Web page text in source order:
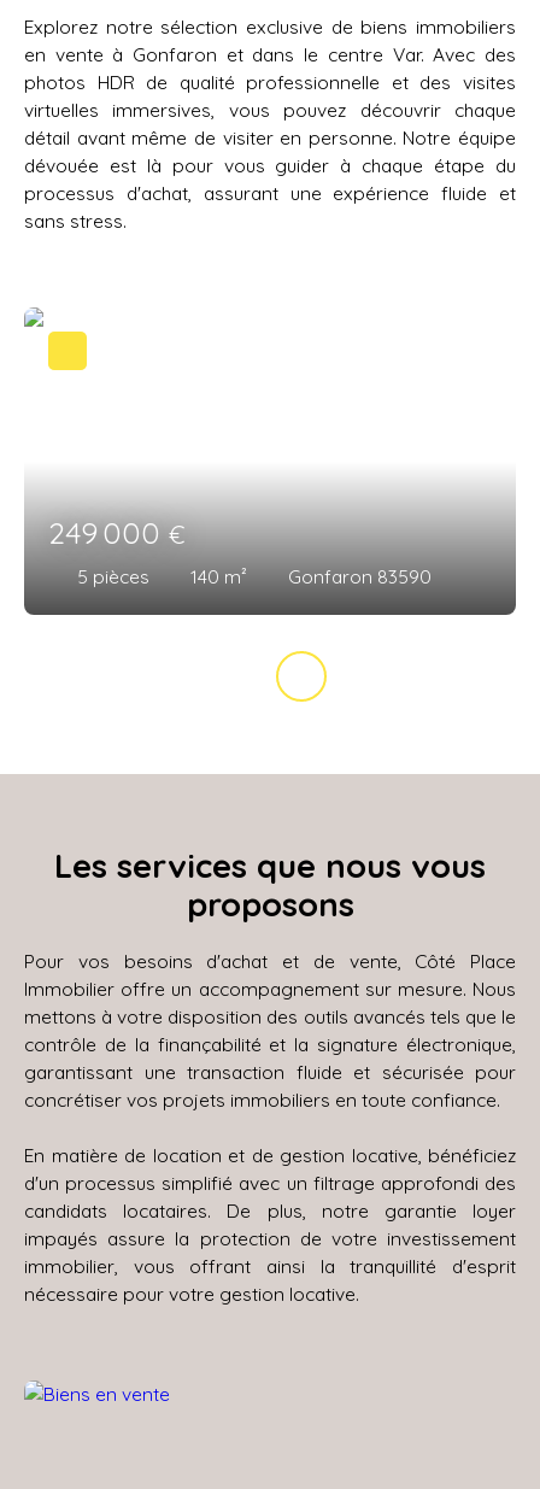
Explorez notre sélection exclusive de biens immobiliers
en vente à Gonfaron et dans le centre Var. Avec des
photos HDR de qualité professionnelle et des visites
virtuelles immersives, vous pouvez découvrir chaque
détail avant même de visiter en personne. Notre équipe
dévouée est là pour vous guider à chaque étape du
processus d'achat, assurant une expérience fluide et
sans stress.
249 000€
5 pièces 140 m² Gonfaron 83590
Les services que nous vous
proposons
Pour vos besoins d'achat et de vente, Côté Place
Immobilier offre un accompagnement sur mesure. Nous
mettons à votre disposition des outils avancés tels que le
contrôle de la finançabilité et la signature électronique,
garantissant une transaction fluide et sécurisée pour
concrétiser vos projets immobiliers en toute confiance.
En matière de location et de gestion locative, bénéficiez
d'un processus simplifié avec un filtrage approfondi des
candidats locataires. De plus, notre garantie loyer
impayés assure la protection de votre investissement
immobilier, vous offrant ainsi la tranquillité d'esprit
nécessaire pour votre gestion locative.